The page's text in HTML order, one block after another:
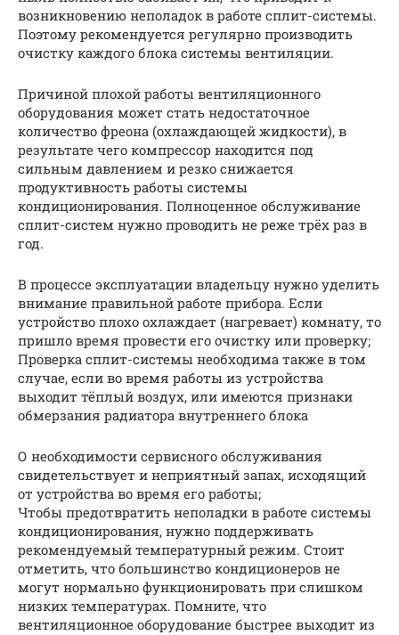
возникновению неполадок в работе сплит-системы.
Поэтому рекомендуется регулярно производить
очистку каждого блока системы вентиляции.
Причиной плохой работы вентиляционного
оборудования может стать недостаточное
количество фреона (охлаждающей жидкости), в
результате чего компрессор находится под
сильным давлением и резко снижается
продуктивность работы системы
кондиционирования. Полноценное обслуживание
сплит-систем нужно проводить не реже трёх раз в
год.
В процессе эксплуатации владельцу нужно уделить
внимание правильной работе прибора. Если
устройство плохо охлаждает (нагревает) комнату, то
пришло время провести его очистку или проверку;
Проверка сплит-системы необходима также в том
случае, если во время работы из устройства
выходит тёплый воздух, или имеются признаки
обмерзания радиатора внутреннего блока
О необходимости сервисного обслуживания
свидетельствует и неприятный запах, исходящий
от устройства во время его работы;
Чтобы предотвратить неполадки в работе системы
кондиционирования, нужно поддерживать
рекомендуемый температурный режим. Стоит
отметить, что большинство кондиционеров не
могут нормально функционировать при слишком
низких температурах. Помните, что
вентиляционное оборудование быстрее выходит из